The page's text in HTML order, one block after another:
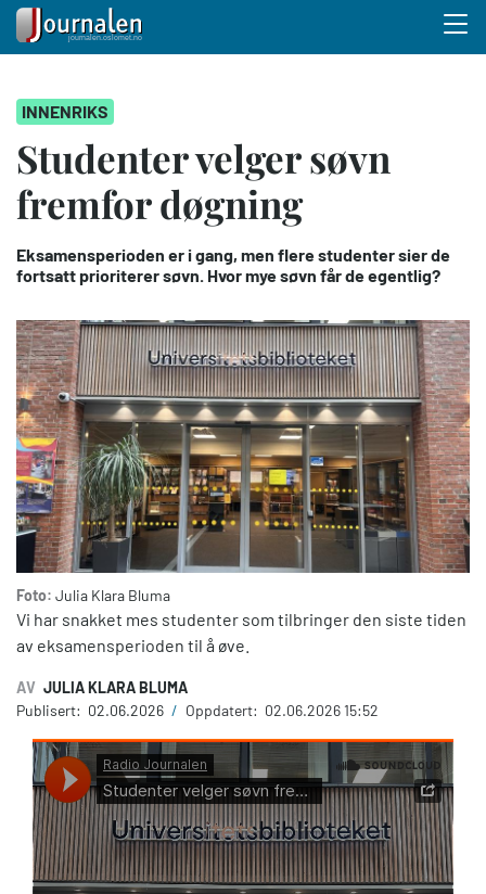
hovedinnhold
INNENRIKS
Studenter velger søvn
fremfor døgning
Eksamensperioden er i gang, men flere studenter sier de
fortsatt prioriterer søvn. Hvor mye søvn får de egentlig?
Foto: Julia Klara Bluma
Vi har snakket mes studenter som tilbringer den siste tiden
av eksamensperioden til å øve.
AV JULIA KLARA BLUMA
Publisert: 02.06.2026 / Oppdatert: 02.06.2026 15:52